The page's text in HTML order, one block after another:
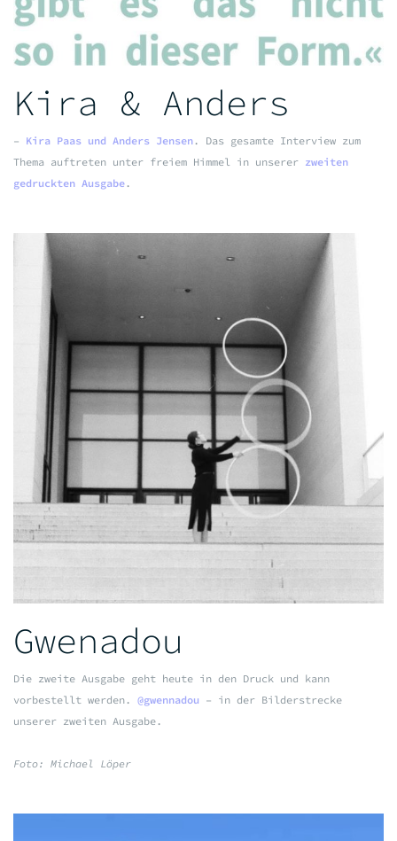
Kira & Anders
– Kira Paas und Anders Jensen. Das gesamte Interview zum
Thema auftreten unter freiem Himmel in unserer zweiten
gedruckten Ausgabe.
Gwenadou
Die zweite Ausgabe geht heute in den Druck und kann
vorbestellt werden. @gwennadou – in der Bilderstrecke
unserer zweiten Ausgabe.
Foto: Michael Löper